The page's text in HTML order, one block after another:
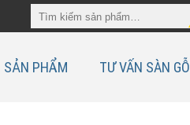
SẢN PHẨM TƯ VẤN SÀN GỖ